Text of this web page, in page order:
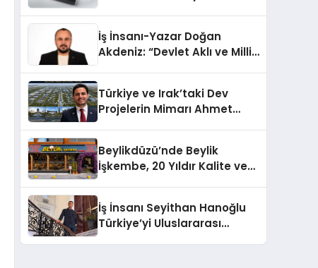
İş İnsanı-Yazar Doğan
Akdeniz: “Devlet Aklı ve Milli
Türkiye ve Irak’taki Dev
Projelerin Mimarı Ahmet
Holding Industrial City”
Projesini Hayata Geçirecek
Beylikdüzü’nde Beylik
İşkembe, 20 Yıldır Kalite ve
İş İnsanı Seyithan Hanoğlu
Türkiye’yi Uluslararası